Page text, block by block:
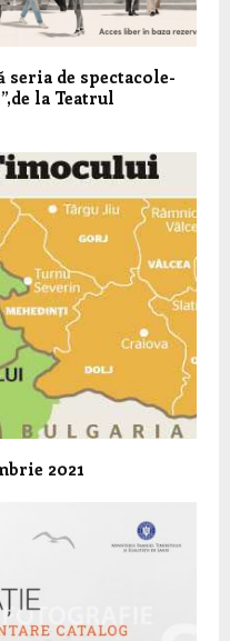
seria de spectacole-
la Teatrul
2021